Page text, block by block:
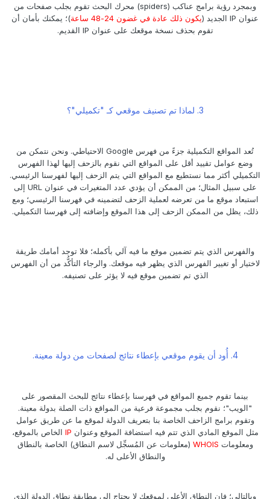
وبمجرد رؤية برامج عناكب (spiders) محرك البحث تقوم بجلب صفحات من
عنوان IP الجديد (
يكون ذلك عادة في غضون 24-48 ساعة
)؛ يمكنك بأمان أن
تقوم بحذف نسخة موقعك على عنوان IP القديم.
3. لماذا تم تصنيف موقعي كـ "تكميلي"؟
تُعد المواقع التكميلية جزءً من فهرس Google الاحتياطي. ونحن نتمكن من
وضع عوامل تقييد أقل على المواقع التي نقوم بالزحف إليها لهذا الفهرس
التكميلي أكثر مما نستطيع مع المواقع التي يتم الزحف إليها لفهرسنا الرئيسي.
على سبيل المثال؛ من الممكن أن يؤدي عدد المتغيرات في عنوان URL إلى
استبعاد موقع ما من تعرضه لعملية الزحف لتضمينه في فهرسنا الرئيسي؛ ومع
ذلك، يظل من الممكن الزحف إلى هذا الموقع وإضافته إلى فهرسنا التكميلي.
والفهرس الذي يتم تضمين موقع ما فيه آلي بأكمله؛ فلا توجد أمامك طريقة
لاختيار أو تغيير الفهرس الذي يظهر فيه موقعك. والرجاء التأكُّد من أن الفهرس
الذي تم تضمين موقع فيه لا يؤثر على تصنيفه.
4. أُود أن يقوم موقعي بإعطاء نتائج لصفحات من دولة معينة.
بينما تقوم جميع المواقع في فهرسنا بإعطاء نتائج للبحث المقصور على
"الويب"؛ نقوم بجلب مجموعة فرعية من المواقع ذات الصلة بدولة معينة.
وتقوم برامج الزاحف الخاصة بنا بتعريف الدولة لموقع ما عن طريق عوامل
مثل الموقع المادي الذي تتم فيه استضافة الموقع وعنوان IPالخاص بالموقع،
ومعلوماتWHOIS(معلومات عن المُسجِّل لاسم النطاق) الخاصة بالنطاق
والنطاق الأعلى له.
وبالتالي؛ فإن النطاق الأعلى لموقعك لا يحتاج إلى مطابقة نطاق الدولة الذي